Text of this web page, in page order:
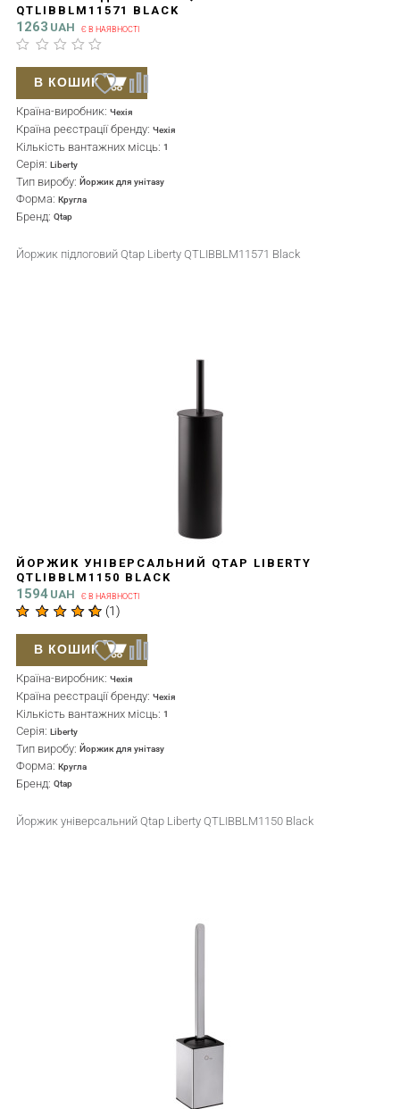
QTLIBBLM11571 BLACK
1263 UAH Є В НАЯВНОСТІ
Країна-виробник: Чехія
Країна реєстрації бренду: Чехія
Кількість вантажних місць: 1
Серія: Liberty
Тип виробу: Йоржик для унітазу
Форма: Кругла
Бренд: Qtap
Йоржик підлоговий Qtap Liberty QTLIBBLM11571 Black
В КОШИК
ЙОРЖИК УНІВЕРСАЛЬНИЙ QTAP LIBERTY
QTLIBBLM1150 BLACK
(1)
1594 UAH Є В НАЯВНОСТІ
Країна-виробник: Чехія
Країна реєстрації бренду: Чехія
Кількість вантажних місць: 1
Серія: Liberty
Тип виробу: Йоржик для унітазу
Форма: Кругла
Бренд: Qtap
Йоржик універсальний Qtap Liberty QTLIBBLM1150 Black
В КОШИК